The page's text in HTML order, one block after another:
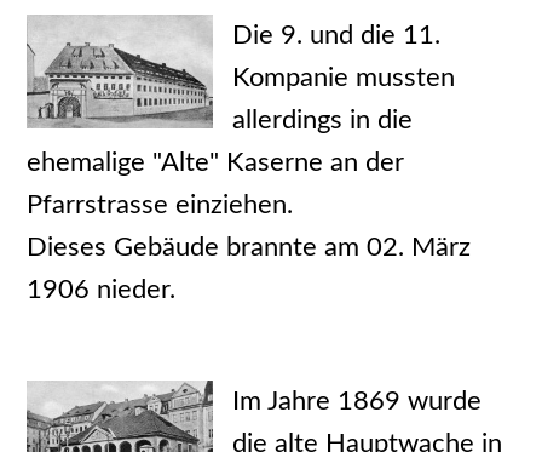
Die 9. und die 11.
Kompanie mussten
allerdings in die
ehemalige "Alte" Kaserne an der
Pfarrstrasse einziehen.
Dieses Gebäude brannte am 02. März
1906 nieder.
Im Jahre 1869 wurde
die alte Hauptwache in